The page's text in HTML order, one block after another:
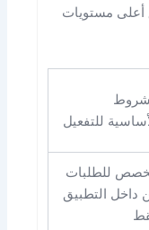
أعلى مستويات
للتفعيل
للطلبات
داخل التطبيق